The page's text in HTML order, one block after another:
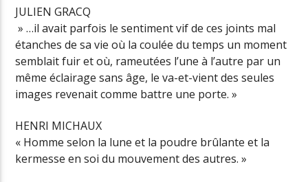
JULIEN GRACQ
» …il avait parfois le sentiment vif de ces joints mal
étanches de sa vie où la coulée du temps un moment
semblait fuir et où, rameutées l’une à l’autre par un
même éclairage sans âge, le va-et-vient des seules
images revenait comme battre une porte. »
HENRI MICHAUX
« Homme selon la lune et la poudre brûlante et la
kermesse en soi du mouvement des autres. »